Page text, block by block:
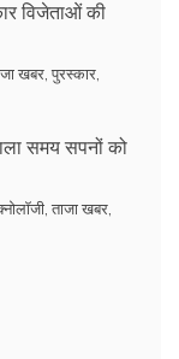
विजेताओं की
खबर पुरस्कार
समय सपनों को
ताजा खबर